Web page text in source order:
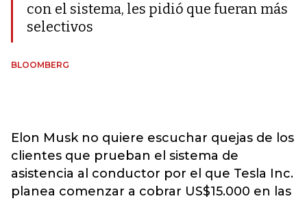
con el sistema, les pidió que fueran más
selectivos
BLOOMBERG
Elon Musk no quiere escuchar quejas de los
clientes que prueban el sistema de
asistencia al conductor por el que Tesla Inc.
planea comenzar a cobrar US$15.000 en las